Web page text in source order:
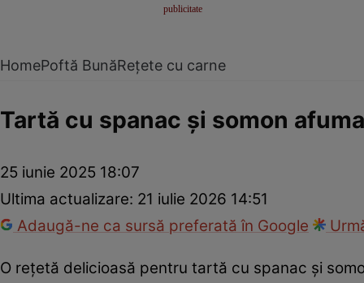
HomePoftă BunăRețete cu carne
Tartă cu spanac și somon
25 iunie 2025 18:07
Ultima actualizare: 21 iulie 2026 14:51
Adaugă-ne ca sursă preferată în Google
O rețetă delicioasă pentru tartă cu spanac și